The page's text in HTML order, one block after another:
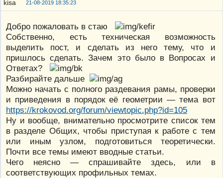
21-08-2019 18:35:23
Добро пожаловать в стаю
Собственно, есть техническая возможность
выделить пост, и сделать из него тему, что и
пришлось сделать. Зачем это было в Вопросах и
Ответах?
Разбирайте дальше
Можно начать с полного раздевания рамы, проверки
и приведения в порядок её геометрии — тема вот
https://krokovod.org/forum/viewtopic.php?id=105
Ну и вообще, внимательно просмотрите список тем
в разделе Общих, чтобы приступая к работе с тем
или иным узлом, подготовиться теоретически.
Почти все темы имеют вводные статьи.
Чего неясно — спрашивайте здесь, или в
соответствующих профильных темах.